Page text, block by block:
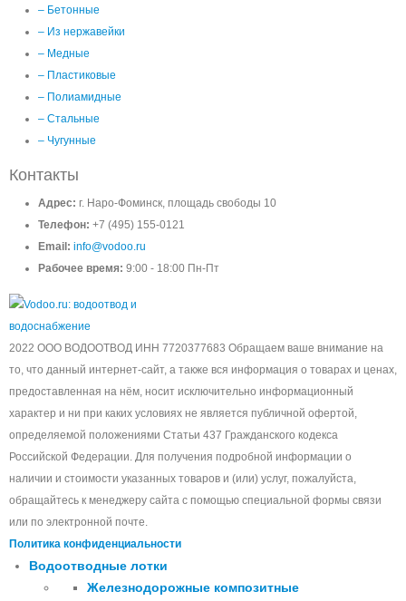
– Бетонные
– Из нержавейки
– Медные
– Пластиковые
– Полиамидные
– Стальные
– Чугунные
Контакты
Адрес: г. Наро-Фоминск, площадь свободы 10
Телефон: +7 (495) 155-0121
Email: info@vodoo.ru
Рабочее время: 9:00 - 18:00 Пн-Пт
2022 ООО ВОДООТВОД ИНН 7720377683 Обращаем ваше внимание на
то, что данный интернет-сайт, а также вся информация о товарах и ценах,
предоставленная на нём, носит исключительно информационный
характер и ни при каких условиях не является публичной офертой,
определяемой положениями Статьи 437 Гражданского кодекса
Российской Федерации. Для получения подробной информации о
наличии и стоимости указанных товаров и (или) услуг, пожалуйста,
обращайтесь к менеджеру сайта с помощью специальной формы связи
или по электронной почте.
Политика конфиденциальности
Водоотводные лотки
Железнодорожные композитные